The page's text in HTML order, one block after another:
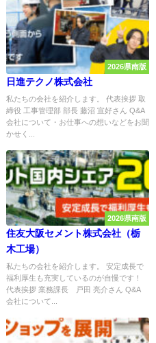
2026県南版
日進テクノ株式会社
私たちの会社を紹介します。 代表挨拶 取
締役 工事管理部 部長 藤沼 宣好さん Q&A
会社について・お仕事への想いなどをお聞
かせく...
2026県南版
住友大阪セメント株式会社（栃
木工場）
私たちの会社を紹介します。 安定成長で
福利厚生も充実しているのが自慢です！
代表挨拶 業務課長 戸田 亮介さん Q&A
会社について...